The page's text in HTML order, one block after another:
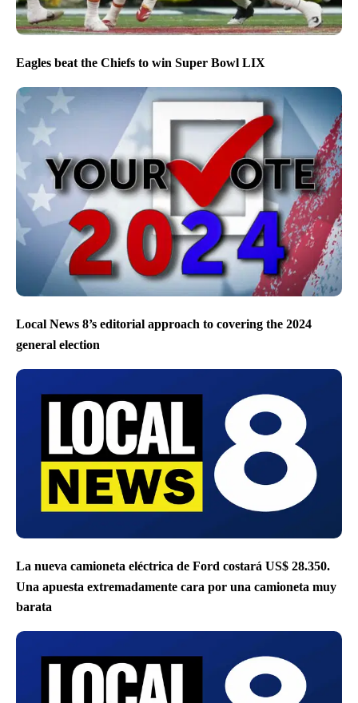
Eagles beat the Chiefs to win Super Bowl LIX
Local News 8’s editorial approach to covering the 2024
general election
La nueva camioneta eléctrica de Ford costará US$ 28.350.
Una apuesta extremadamente cara por una camioneta muy
barata